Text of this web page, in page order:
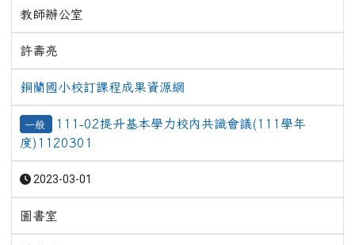
教師辦公室
許壽亮
銅蘭國小校訂課程成果資源網
一般
111-02提升基本學力校內共識會議(111學年
度)1120301
2023-03-01
圖書室